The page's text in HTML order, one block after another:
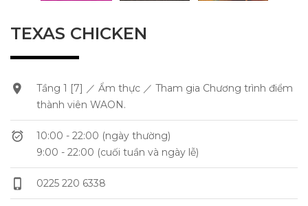
TEXAS CHICKEN
Tầng 1 [7] ／ Ẩm thực ／ Tham gia Chương trình điểm
thành viên WAON.
10:00 - 22:00 (ngày thường)
9:00 - 22:00 (cuối tuần và ngày lễ)
0225 220 6338